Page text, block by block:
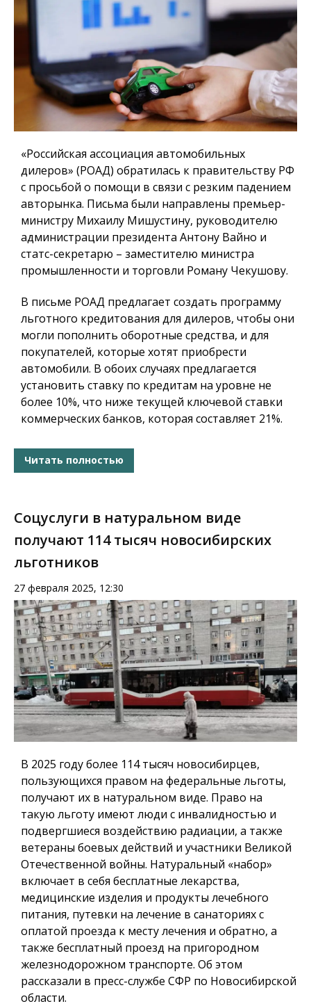
«Российская ассоциация автомобильных
дилеров» (РОАД) обратилась к правительству РФ
с просьбой о помощи в связи с резким падением
авторынка. Письма были направлены премьер-
министру Михаилу Мишустину, руководителю
администрации президента Антону Вайно и
статс-секретарю – заместителю министра
промышленности и торговли Роману Чекушову.
В письме РОАД предлагает создать программу
льготного кредитования для дилеров, чтобы они
могли пополнить оборотные средства, и для
покупателей, которые хотят приобрести
автомобили. В обоих случаях предлагается
установить ставку по кредитам на уровне не
более 10%, что ниже текущей ключевой ставки
коммерческих банков, которая составляет 21%.
Читать полностью
Соцуслуги в натуральном виде
получают 114 тысяч новосибирских
льготников
27 февраля 2025, 12:30
В 2025 году более 114 тысяч новосибирцев,
пользующихся правом на федеральные льготы,
получают их в натуральном виде. Право на
такую льготу имеют люди с инвалидностью и
подвергшиеся воздействию радиации, а также
ветераны боевых действий и участники Великой
Отечественной войны. Натуральный «набор»
включает в себя бесплатные лекарства,
медицинские изделия и продукты лечебного
питания, путевки на лечение в санаториях с
оплатой проезда к месту лечения и обратно, а
также бесплатный проезд на пригородном
железнодорожном транспорте. Об этом
рассказали в пресс-службе СФР по Новосибирской
области.